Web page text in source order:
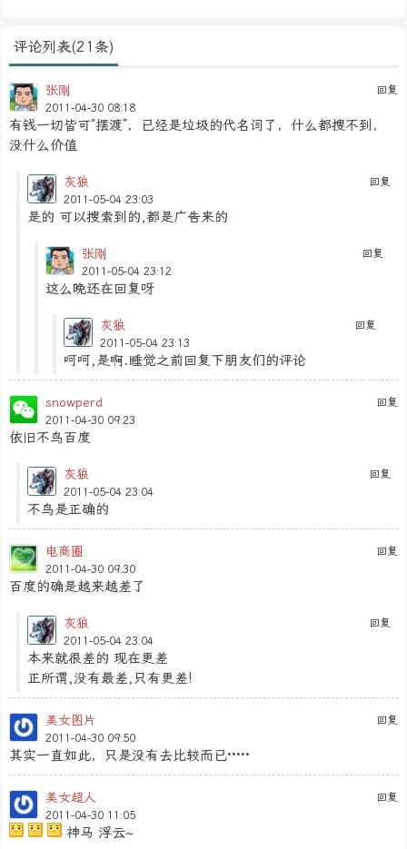
评论列表(21条)
回复
张刚
2011-04-30 08:18
有钱一切皆可“摆渡”，已经是垃圾的代名词了，什么都搜不到，
没什么价值
回复
灰狼
2011-05-04 23:03
是的 可以搜索到的,都是广告来的
回复
张刚
2011-05-04 23:12
这么晚还在回复呀
回复
灰狼
2011-05-04 23:13
呵呵,是啊.睡觉之前回复下朋友们的评论
回复
snowperd
2011-04-30 09:23
依旧不鸟百度
回复
灰狼
2011-05-04 23:04
不鸟是正确的
回复
电商圈
2011-04-30 09:30
百度的确是越来越差了
回复
灰狼
2011-05-04 23:04
本来就很差的 现在更差
正所谓,没有最差,只有更差!
回复
美女图片
2011-04-30 09:50
其实一直如此，只是没有去比较而已·····
回复
美女超人
2011-04-30 11:05
神马 浮云~